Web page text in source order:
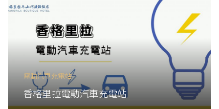
電動汽車充電站
香格里拉電動汽車充電站